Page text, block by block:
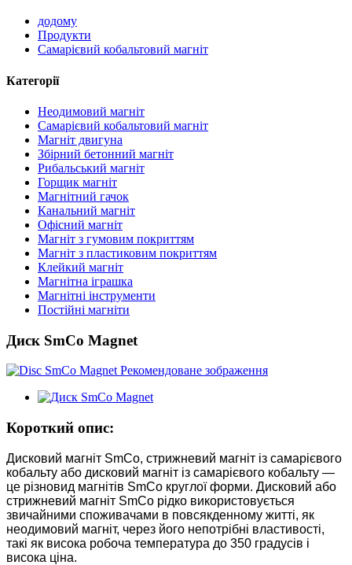
додому
Продукти
Самарієвий кобальтовий магніт
Категорії
Неодимовий магніт
Самарієвий кобальтовий магніт
Магніт двигуна
Збірний бетонний магніт
Рибальський магніт
Горщик магніт
Магнітний гачок
Канальний магніт
Офісний магніт
Магніт з гумовим покриттям
Магніт з пластиковим покриттям
Клейкий магніт
Магнітна іграшка
Магнітні інструменти
Постійні магніти
Диск SmCo Magnet
Короткий опис:
Дисковий магніт SmCo, стрижневий магніт із самарієвого
кобальту або дисковий магніт із самарієвого кобальту —
це різновид магнітів SmCo круглої форми. Дисковий або
стрижневий магніт SmCo рідко використовується
звичайними споживачами в повсякденному житті, як
неодимовий магніт, через його непотрібні властивості,
такі як висока робоча температура до 350 градусів і
висока ціна.